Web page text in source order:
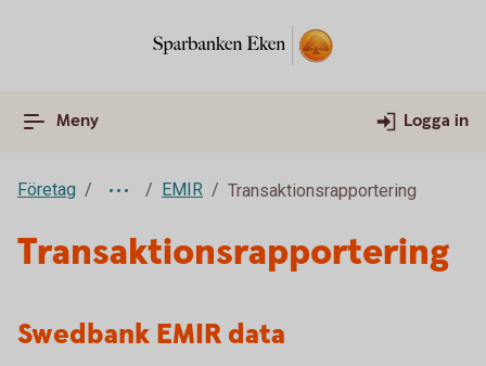
Meny Logga in
Företag EMIR Transaktionsrapportering
Transaktionsrapportering
Swedbank EMIR data